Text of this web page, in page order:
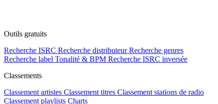
Outils gratuits
Recherche ISRC Recherche distributeur Recherche genres
Recherche label Tonalité & BPM Recherche ISRC inversée
Classements
Classement artistes Classement titres Classement stations de radio
Classement playlists Charts